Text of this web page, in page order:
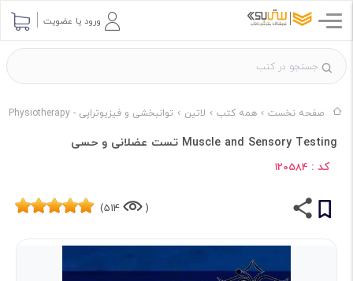
ورود یا عضویت
صفحه نخست همه کتب لاتین توانبخشی و فیزیوتراپی - Rehabilitation and Physiotherapy
Muscle and Sensory Testing تست عضلانی و حسی
کد : 120584
(
514)